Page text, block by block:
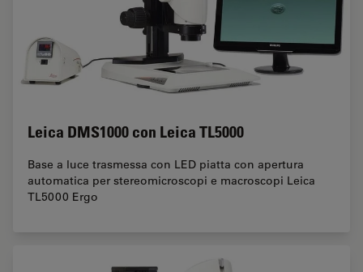
Leica DMS1000 con Leica TL5000
Base a luce trasmessa con LED piatta con apertura
automatica per stereomicroscopi e macroscopi Leica
TL5000 Ergo